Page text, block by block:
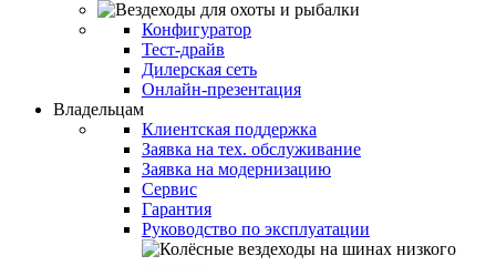
Конфигуратор
Тест-драйв
Дилерская сеть
Онлайн-презентация
Владельцам
Клиентская поддержка
Заявка на тех. обслуживание
Заявка на модернизацию
Сервис
Гарантия
Руководство по эксплуатации